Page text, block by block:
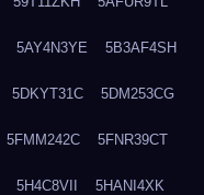
5AY4N3YE 5B3AF4SH
5DKYT31C 5DM253CG
5FMM242C 5FNR39CT
5H4C8VII 5HANI4XK